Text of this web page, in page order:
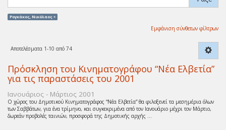
Ρογκάκος, Νικόλαος ×
Εμφάνιση σύνθετων φίλτρων
Αποτελέσματα 1-10 από 74
Πρόσκληση του Κινηματογράφου “Νέα Ελβετία”
για τις παραστάσεις του 2001
Ιανουάριος - Μάρτιος 2001
Ο χώρος του Δημοτικού Κινηματογράφος “Νέα Ελβετία” θα φιλοξενεί τα μεσημέρια όλων
των Σαββάτων, για ένα τρίμηνο, και συγκεκριμένα από τον Ιανουάριο μέχρι τον Μάρτιο,
δωρεάν προβολές ταινιών, προσφορά της Δημοτικής αρχής ...